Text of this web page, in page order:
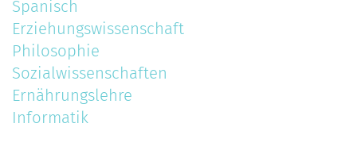
Spanisch
Erziehungswissenschaft
Philosophie
Sozialwissenschaften
Ernährungslehre
Informatik